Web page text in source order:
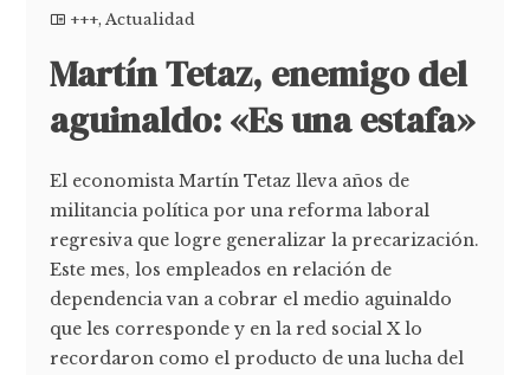
+++,Actualidad
Martín Tetaz, enemigo del
aguinaldo: «Es una estafa»
El economista Martín Tetaz lleva años de
militancia política por una reforma laboral
regresiva que logre generalizar la precarización.
Este mes, los empleados en relación de
dependencia van a cobrar el medio aguinaldo
que les corresponde y en la red social X lo
recordaron como el producto de una lucha del